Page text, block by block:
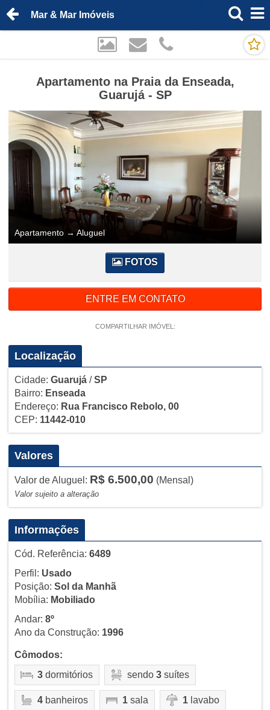
Mar & Mar Imóveis
Apartamento na Praia da Enseada,
Guarujá - SP
Apartamento → Aluguel
FOTOS
ENTRE EM CONTATO
COMPARTILHAR IMÓVEL:
Localização
Cidade: Guarujá/SP
Bairro: Enseada
Endereço: Rua Francisco Rebolo, 00
CEP: 11442-010
Valores
Valor de Aluguel: R$ 6.500,00 (Mensal)
Valor sujeito a alteração
Informações
Cód. Referência: 6489
Perfil: Usado
Posição: Sol da Manhã
Mobília: Mobiliado
Andar: 8º
Ano da Construção: 1996
Cômodos:
3dormitórios sendo 3suítes
4banheiros 1sala 1lavabo